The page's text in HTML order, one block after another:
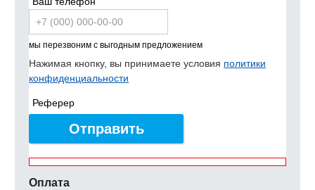
мы перезвоним с выгодным предложением
Нажимая кнопку, вы принимаете условия политики
конфиденциальности
Реферер
Отправить
Оплата